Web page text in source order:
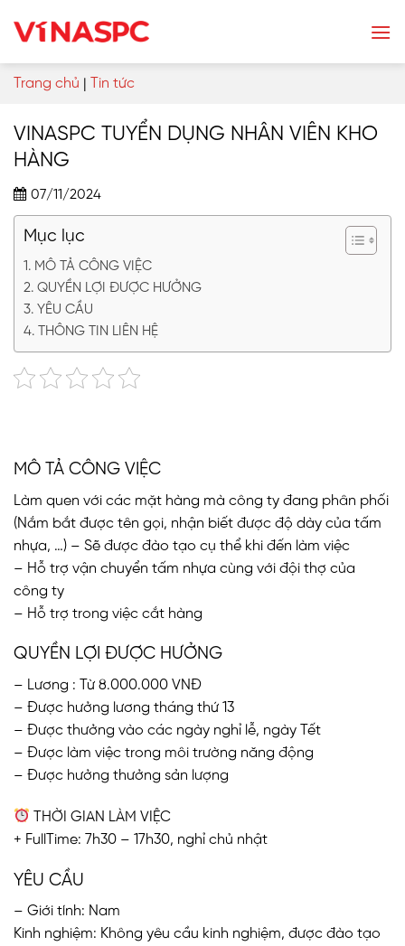
Trang chủ | Tin tức
VINASPC TUYỂN DỤNG NHÂN VIÊN KHO
HÀNG
07/11/2024
Mục lục
MÔ TẢ CÔNG VIỆC
QUYỀN LỢI ĐƯỢC HƯỞNG
YÊU CẦU
THÔNG TIN LIÊN HỆ
MÔ TẢ CÔNG VIỆC
Làm quen với các mặt hàng mà công ty đang phân phối
(Nắm bắt được tên gọi, nhận biết được độ dày của tấm
nhựa, …) – Sẽ được đào tạo cụ thể khi đến làm việc
– Hỗ trợ vận chuyển tấm nhựa cùng với đội thợ của
công ty
– Hỗ trợ trong việc cắt hàng
QUYỀN LỢI ĐƯỢC HƯỞNG
– Lương : Từ 8.000.000 VNĐ
– Được hưởng lương tháng thứ 13
– Được thưởng vào các ngày nghỉ lễ, ngày Tết
– Được làm việc trong môi trường năng động
– Được hưởng thưởng sản lượng
THỜI GIAN LÀM VIỆC
+ FullTime: 7h30 – 17h30, nghỉ chủ nhật
YÊU CẦU
– Giới tính: Nam
Kinh nghiệm: Không yêu cầu kinh nghiệm, được đào tạo